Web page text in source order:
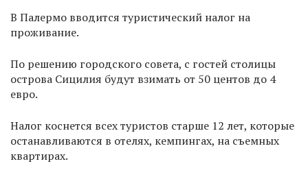
В Палермо вводится туристический налог на
проживание.
По решению городского совета, с гостей столицы
острова Сицилия будут взимать от 50 центов до 4
евро.
Налог коснется всех туристов старше 12 лет, которые
останавливаются в отелях, кемпингах, на съемных
квартирах.